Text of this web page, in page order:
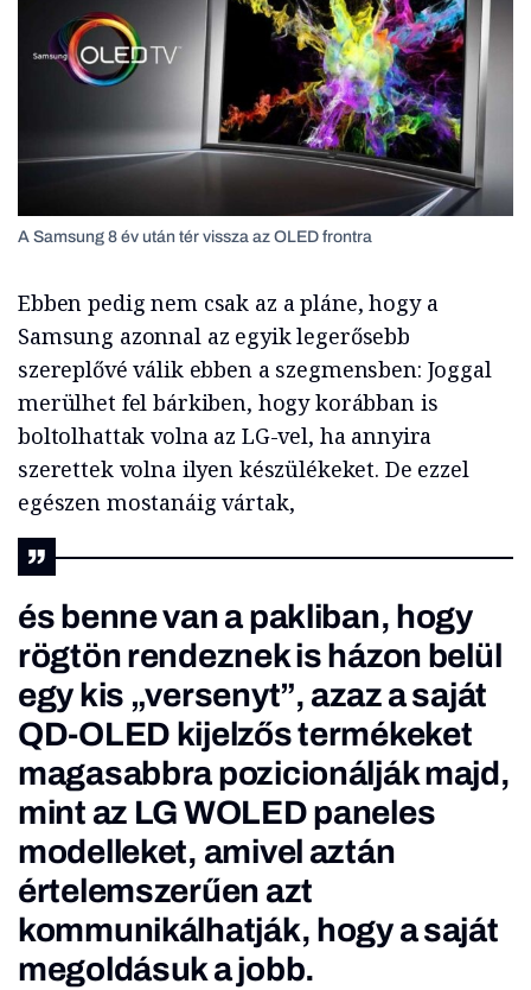
A Samsung 8 év után tér vissza az OLED frontra
Ebben pedig nem csak az a pláne, hogy a
Samsung azonnal az egyik legerősebb
szereplővé válik ebben a szegmensben: Joggal
merülhet fel bárkiben, hogy korábban is
boltolhattak volna az LG-vel, ha annyira
szerettek volna ilyen készülékeket. De ezzel
egészen mostanáig vártak,
és benne van a pakliban, hogy
rögtön rendeznek is házon belül
egy kis „versenyt”, azaz a saját
QD-OLED kijelzős termékeket
magasabbra pozicionálják majd,
mint az LG WOLED paneles
modelleket, amivel aztán
értelemszerűen azt
kommunikálhatják, hogy a saját
megoldásuk a jobb.